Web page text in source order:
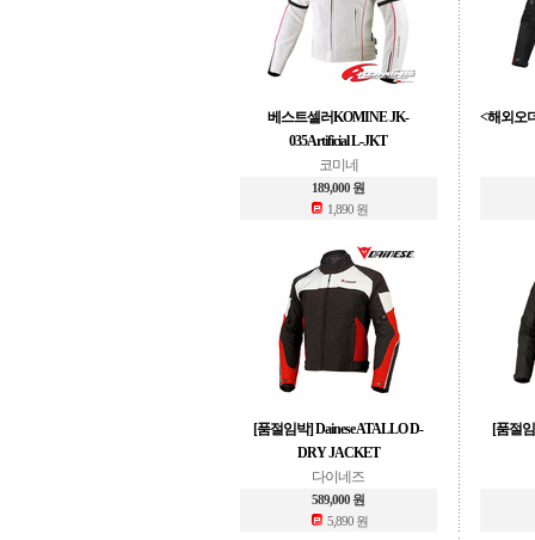
베스트셀러KOMINE JK-
035Artificial L-JKT
코미네
189,000 원
1,890 원
<해외오
[품절임박] Dainese ATALLO D-
DRY JACKET
다이네즈
589,000 원
5,890 원
[품절